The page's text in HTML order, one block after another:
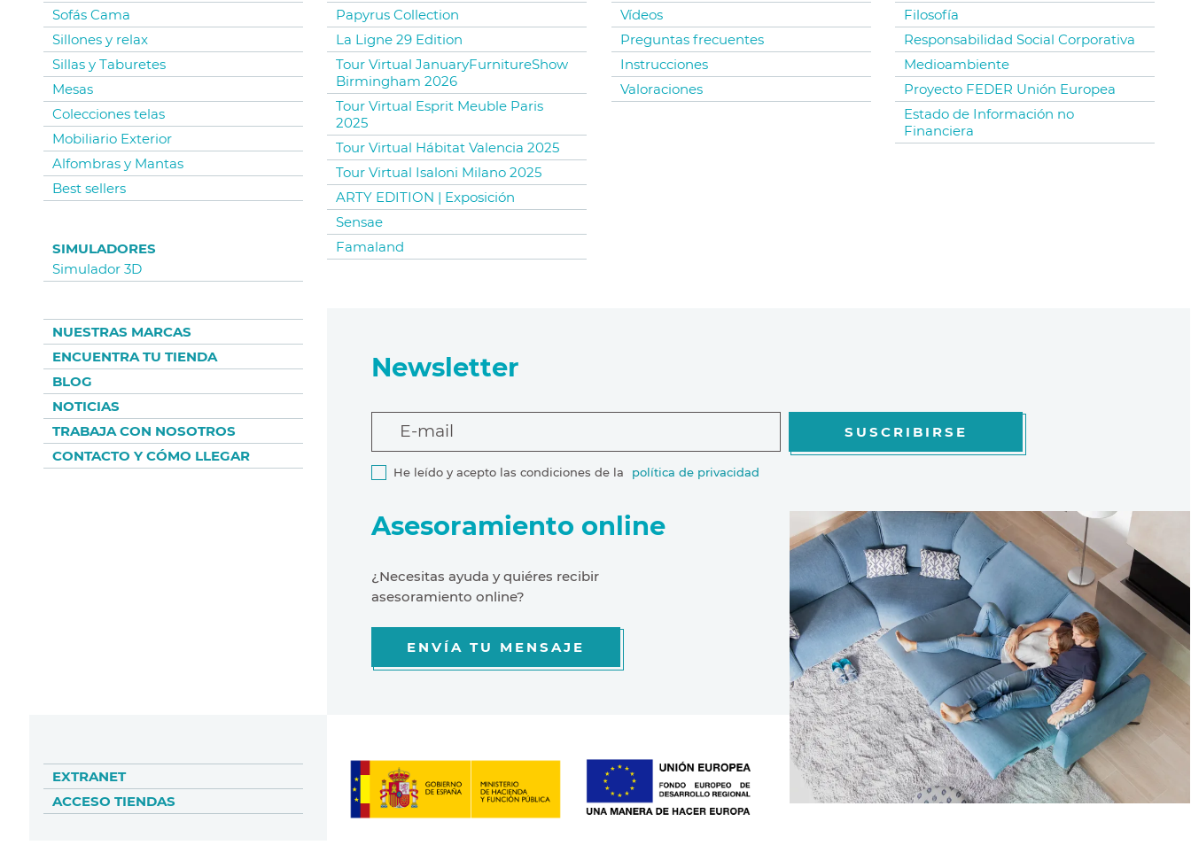
Sofás Cama
Sillones y relax
Sillas y Taburetes
Mesas
Colecciones telas
Mobiliario Exterior
Alfombras y Mantas
Best sellers
SIMULADORES
Simulador 3D
NUESTRAS MARCAS
ENCUENTRA TU TIENDA
BLOG
NOTICIAS
TRABAJA CON NOSOTROS
CONTACTO Y CÓMO LLEGAR
Papyrus Collection
La Ligne 29 Edition
Tour Virtual JanuaryFurnitureShow
Birmingham 2026
Tour Virtual Esprit Meuble Paris
2025
Tour Virtual Hábitat Valencia 2025
Tour Virtual Isaloni Milano 2025
ARTY EDITION | Exposición
Sensae
Famaland
Vídeos
Preguntas frecuentes
Instrucciones
Valoraciones
Filosofía
Responsabilidad Social Corporativa
Medioambiente
Proyecto FEDER Unión Europea
Estado de Información no
Financiera
Newsletter
E-mail
He leído y acepto las condiciones de la política de privacidad
SUSCRIBIRSE
Asesoramiento online
¿Necesitas ayuda y quiéres recibir
asesoramiento online?
ENVÍA TU MENSAJE
EXTRANET
ACCESO TIENDAS